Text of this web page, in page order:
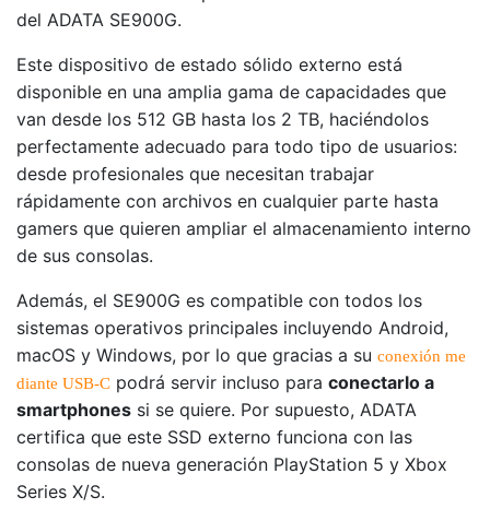
del ADATA SE900G.
Este dispositivo de estado sólido externo está
disponible en una amplia gama de capacidades que
van desde los 512 GB hasta los 2 TB, haciéndolos
perfectamente adecuado para todo tipo de usuarios:
desde profesionales que necesitan trabajar
rápidamente con archivos en cualquier parte hasta
gamers que quieren ampliar el almacenamiento interno
de sus consolas.
Además, el SE900G es compatible con todos los
sistemas operativos principales incluyendo Android,
macOS y Windows, por lo que gracias a su conexión me
diante USB-C podrá servir incluso para conectarlo a
smartphones si se quiere. Por supuesto, ADATA
certifica que este SSD externo funciona con las
consolas de nueva generación PlayStation 5 y Xbox
Series X/S.